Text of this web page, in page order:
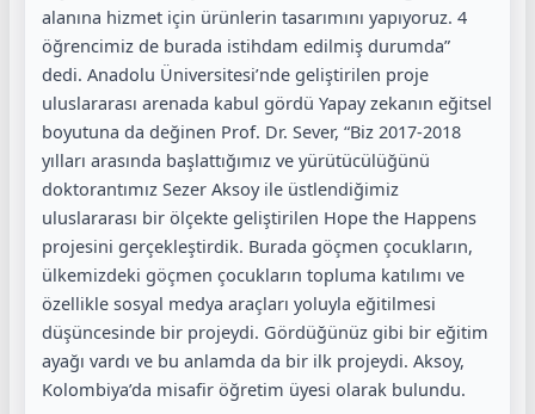
alanına hizmet için ürünlerin tasarımını yapıyoruz. 4
öğrencimiz de burada istihdam edilmiş durumda”
dedi. Anadolu Üniversitesi’nde geliştirilen proje
uluslararası arenada kabul gördü Yapay zekanın eğitsel
boyutuna da değinen Prof. Dr. Sever, “Biz 2017-2018
yılları arasında başlattığımız ve yürütücülüğünü
doktorantımız Sezer Aksoy ile üstlendiğimiz
uluslararası bir ölçekte geliştirilen Hope the Happens
projesini gerçekleştirdik. Burada göçmen çocukların,
ülkemizdeki göçmen çocukların topluma katılımı ve
özellikle sosyal medya araçları yoluyla eğitilmesi
düşüncesinde bir projeydi. Gördüğünüz gibi bir eğitim
ayağı vardı ve bu anlamda da bir ilk projeydi. Aksoy,
Kolombiya’da misafir öğretim üyesi olarak bulundu.